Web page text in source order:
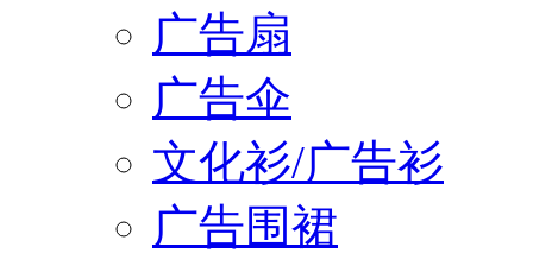
广告扇
广告伞
文化衫/广告衫
广告围裙